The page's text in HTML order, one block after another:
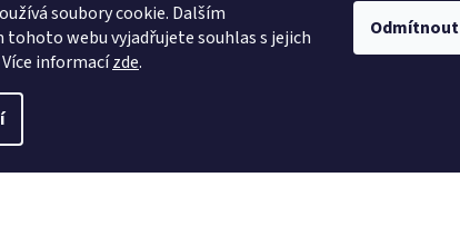
soubory cookie. Dalším
tohoto webu vyjadřujete souhlas s jejich
informacízde.
Odmítnout